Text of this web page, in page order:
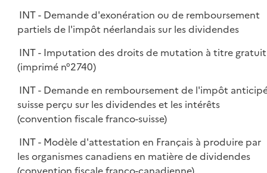
INT - Demande d'exonération ou de remboursement
partiels de l'impôt néerlandais sur les dividendes
INT - Imputation des droits de mutation à titre gratuit
(imprimé n°2740)
INT - Demande en remboursement de l'impôt
suisse perçu sur les dividendes et les intérêts
(convention fiscale franco-suisse)
INT - Modèle d'attestation en Français à produire par
les organismes canadiens en matière de dividendes